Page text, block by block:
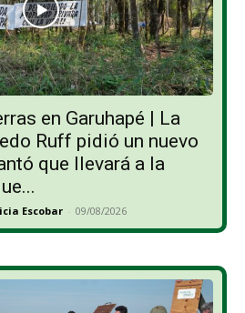
en Garuhapé | La
Ruff pidió un nuevo
que llevará a la
Escobar - 09/08/2026